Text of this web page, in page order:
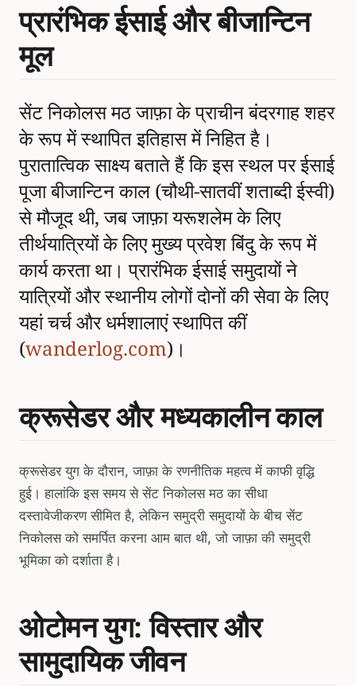
प्रारंभिक ईसाई और बीजान्टिन
मूल
सेंट निकोलस मठ जाफ़ा के प्राचीन बंदरगाह शहर
के रूप में स्थापित इतिहास में निहित है।
पुरातात्विक साक्ष्य बताते हैं कि इस स्थल पर ईसाई
पूजा बीजान्टिन काल (चौथी-सातवीं शताब्दी ईस्वी)
से मौजूद थी, जब जाफ़ा यरूशलेम के लिए
तीर्थयात्रियों के लिए मुख्य प्रवेश बिंदु के रूप में
कार्य करता था। प्रारंभिक ईसाई समुदायों ने
यात्रियों और स्थानीय लोगों दोनों की सेवा के लिए
यहां चर्च और धर्मशालाएं स्थापित कीं
(wanderlog.com)।
क्रूसेडर और मध्यकालीन काल
क्रूसेडर युग के दौरान, जाफ़ा के रणनीतिक महत्व में काफी वृद्धि
हुई। हालांकि इस समय से सेंट निकोलस मठ का सीधा
दस्तावेजीकरण सीमित है, लेकिन समुद्री समुदायों के बीच सेंट
निकोलस को समर्पित करना आम बात थी, जो जाफ़ा की समुद्री
भूमिका को दर्शाता है।
ओटोमन युग: विस्तार और
सामुदायिक जीवन